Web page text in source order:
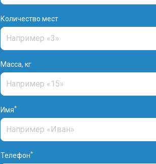
Количество мест
Масса, кг
Имя*
Телефон*